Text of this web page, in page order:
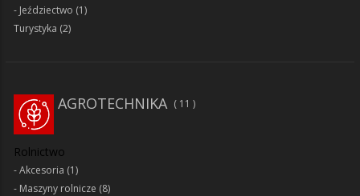
Jeździectwo (1)
Turystyka (2)
AGROTECHNIKA 11
Rolnictwo
Akcesoria (1)
Maszyny rolnicze (8)